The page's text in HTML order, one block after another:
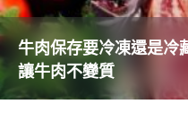
牛肉保存要冷凍還是冷
讓牛肉不變質